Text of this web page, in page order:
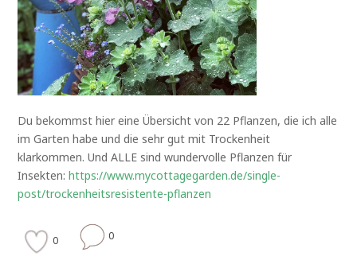
Du bekommst hier eine Übersicht von 22 Pflanzen, die ich alle
im Garten habe und die sehr gut mit Trockenheit
klarkommen. Und ALLE sind wundervolle Pflanzen für
Insekten:https://www.mycottagegarden.de/single-
post/trockenheitsresistente-pflanzen
0 0